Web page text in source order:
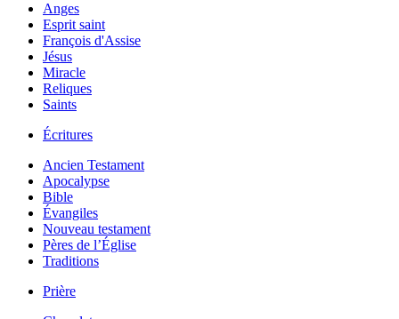
Anges
Esprit saint
François d'Assise
Jésus
Miracle
Reliques
Saints
Écritures
Ancien Testament
Apocalypse
Bible
Évangiles
Nouveau testament
Pères de l’Église
Traditions
Prière